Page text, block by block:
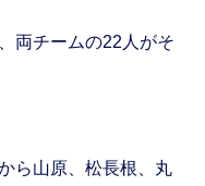
両チームの22人がそ
ら山原、松長根、丸